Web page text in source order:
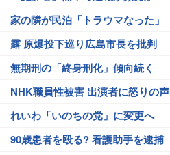
家の隣が民泊「トラウマなった」
露 原爆投下巡り広島市長を批判
無期刑の「終身刑化」傾向続く
NHK職員性被害 出演者に怒りの声
れいわ「いのちの党」に変更へ
90歳患者を殴る? 看護助手を逮捕